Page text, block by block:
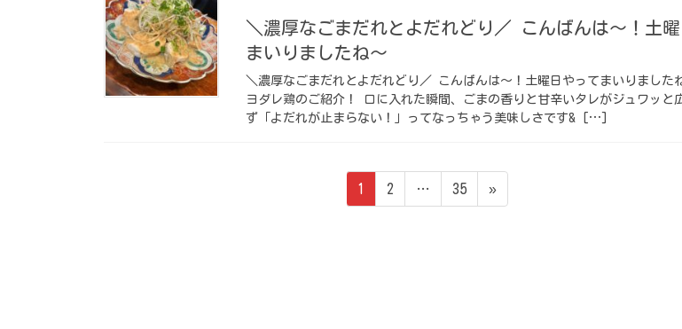
＼濃厚なごまだれとよだれどり／ こんばんは〜！土
まいりましたね〜
＼濃厚なごまだれとよだれどり／ こんばんは〜！土曜日やってまいりました
ヨダレ鶏のご紹介！ 口に入れた瞬間、ごまの香りと甘辛いタレがジュワッと
ず「よだれが止まらない！」ってなっちゃう美味しさです& […]
ペ
ー
1
ペ
ー
2 …
ペ
ー
35 »